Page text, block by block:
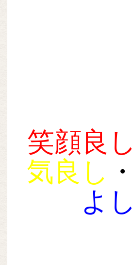
笑顔良し
気良し ・
よし